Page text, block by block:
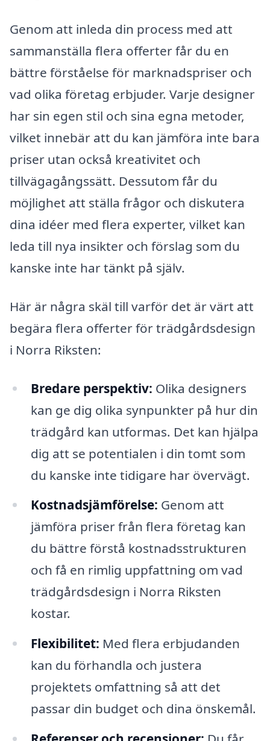
Genom att inleda din process med att
sammanställa flera offerter får du en
bättre förståelse för marknadspriser och
vad olika företag erbjuder. Varje designer
har sin egen stil och sina egna metoder,
vilket innebär att du kan jämföra inte bara
priser utan också kreativitet och
tillvägagångssätt. Dessutom får du
möjlighet att ställa frågor och diskutera
dina idéer med flera experter, vilket kan
leda till nya insikter och förslag som du
kanske inte har tänkt på själv.
Här är några skäl till varför det är värt att
begära flera offerter för trädgårdsdesign
i Norra Riksten:
Bredare perspektiv: Olika designers
kan ge dig olika synpunkter på hur din
trädgård kan utformas. Det kan hjälpa
dig att se potentialen i din tomt som
du kanske inte tidigare har övervägt.
Kostnadsjämförelse: Genom att
jämföra priser från flera företag kan
du bättre förstå kostnadsstrukturen
och få en rimlig uppfattning om vad
trädgårdsdesign i Norra Riksten
kostar.
Flexibilitet: Med flera erbjudanden
kan du förhandla och justera
projektets omfattning så att det
passar din budget och dina önskemål.